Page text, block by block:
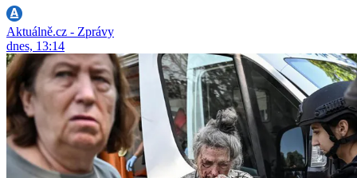
Aktuálně.cz - Zprávy
dnes, 13:14